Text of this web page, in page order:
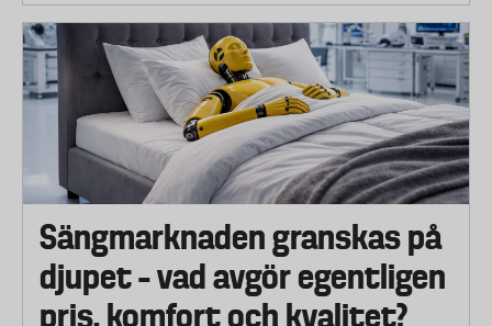
Sängmarknaden granskas på
djupet – vad avgör egentligen
pris, komfort och kvalitet?